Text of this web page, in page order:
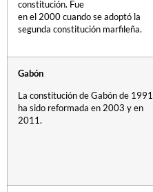
constitución. Fue
en el 2000 cuando se adoptó la
segunda constitución marfileña.
Gabón
La constitución de Gabón de 1991
ha sido reformada en 2003 y en
2011.